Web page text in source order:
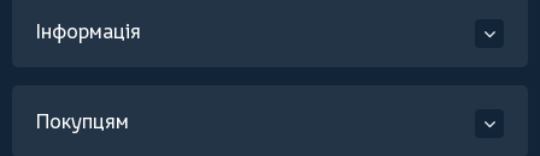
Інформація
Покупцям